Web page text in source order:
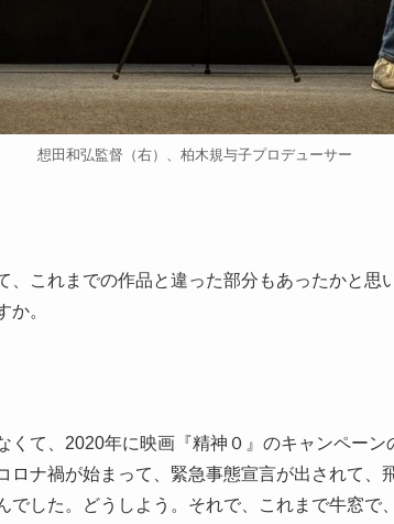
想田和弘監督（右）、柏木規与子プロデューサー
、これまでの作品と違った部分もあったかと思
か。
くて、2020年に映画『精神０』のキャンペー
ロナ禍が始まって、緊急事態宣言が出されて、
でした。どうしよう。それで、これまで牛窓で